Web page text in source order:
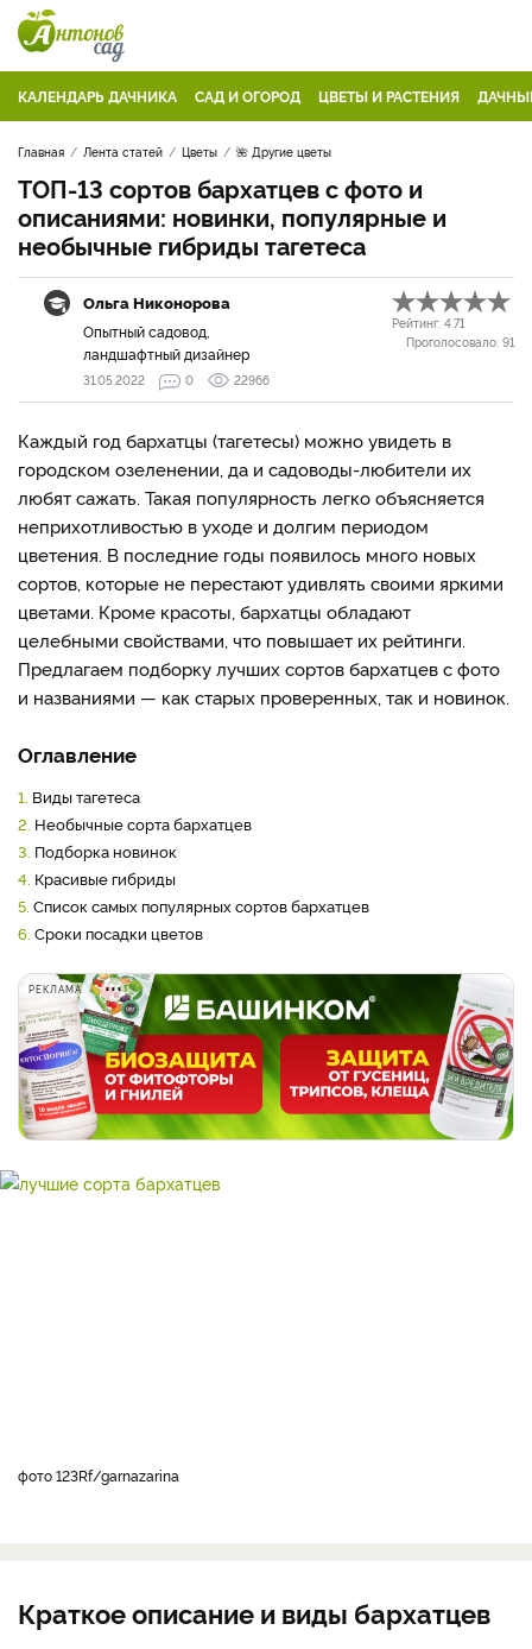
КАЛЕНДАРЬ ДАЧНИКА САД И ОГОРОД ЦВЕТЫ И РАСТЕНИЯ
Главная Лента статей Цветы 🌺 Другие цветы
ТОП-13 сортов бархатцев с фото и
описаниями: новинки, популярные и
необычные гибриды тагетеса
Ольга Никонорова
Опытный садовод,
ландшафтный дизайнер
Рейтинг: 4.71
Проголосовало: 91
31.05.2022 0 22966
Каждый год бархатцы (тагетесы) можно увидеть в
городском озеленении, да и садоводы-любители их
любят сажать. Такая популярность легко объясняется
неприхотливостью в уходе и долгим периодом
цветения. В последние годы появилось много новых
сортов, которые не перестают удивлять своими яркими
цветами. Кроме красоты, бархатцы обладают
целебными свойствами, что повышает их рейтинги.
Предлагаем подборку лучших сортов бархатцев с фото
и названиями — как старых проверенных, так и новинок.
Оглавление
1. Виды тагетеса
2. Необычные сорта бархатцев
3. Подборка новинок
4. Красивые гибриды
5. Список самых популярных сортов бархатцев
6. Сроки посадки цветов
РЕКЛАМА
фото 123Rf/garnazarina
Краткое описание и виды бархатцев